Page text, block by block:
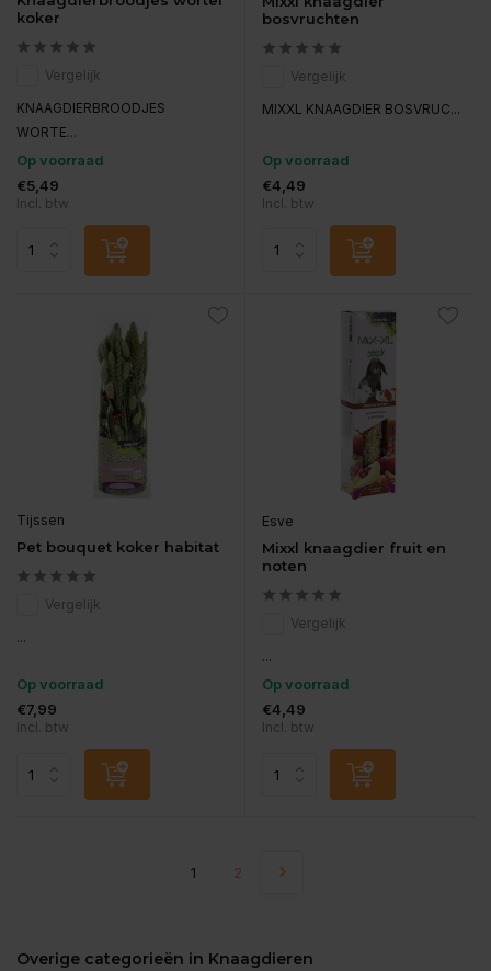
koker
Vergelijk
KNAAGDIERBROODJES
WORTE...
Op voorraad
€5,49
Incl. btw
bosvruchten
Vergelijk
MIXXL KNAAGDIER BOSVRUC...
Op voorraad
€4,49
Incl. btw
Tijssen
Pet bouquet koker habitat
Vergelijk
...
Op voorraad
€7,99
Incl. btw
Esve
Mixxl knaagdier fruit en
noten
Vergelijk
...
Op voorraad
€4,49
Incl. btw
1 2
Overige categorieën in Knaagdieren